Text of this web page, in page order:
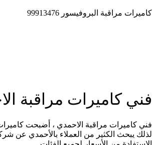
كاميرات مراقبة البروفيسور 99913476
فني كاميرات مراقبة الاحمدي
فني كاميرات مراقبة الاحمدي ، أضبحت
لذلك يبحث الكثير من العملاء بالأحمدي عن